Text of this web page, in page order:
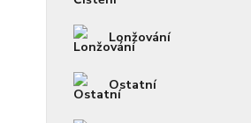
Lonžování
Ostatní